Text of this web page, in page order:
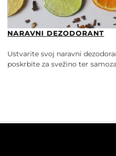
NARAVNI DEZODORANT
Ustvarite svoj naravni
poskrbite za svežino ter